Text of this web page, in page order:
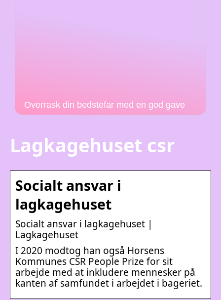
Overrask din bedstefar med en god gave
Lagkagehuset csr
Socialt ansvar i
lagkagehuset
Socialt ansvar i lagkagehuset |
Lagkagehuset
I 2020 modtog han også Horsens
Kommunes CSR People Prize for sit
arbejde med at inkludere mennesker på
kanten af samfundet i arbejdet i bageriet.